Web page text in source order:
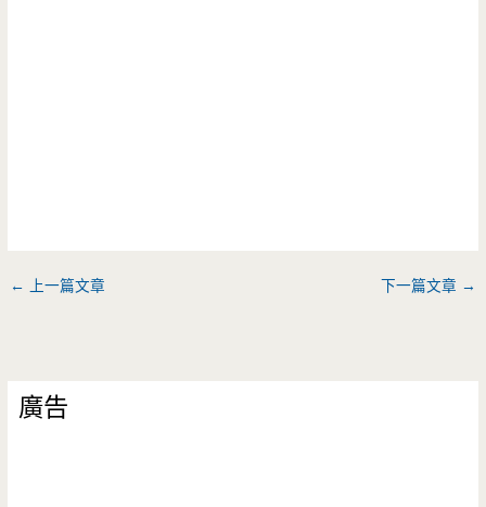
← 上一篇文章 下一篇文章 →
廣告